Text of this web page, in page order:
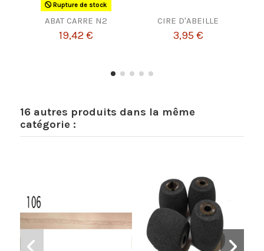
Rupture de stock
ABAT CARRE N2
19,42 €
CIRE D'ABEILLE
3,95 €
16 autres produits dans la même
catégorie :